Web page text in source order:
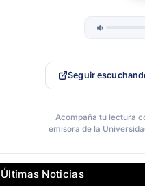
Seguir
Acompaña tu lectura
emisora de la
Últimas Noticias